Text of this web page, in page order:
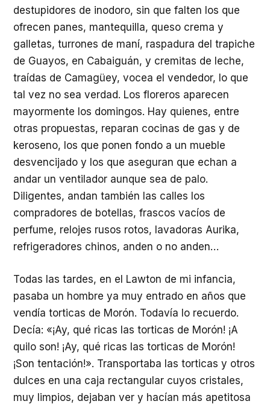
destupidores de inodoro, sin que falten los que
ofrecen panes, mantequilla, queso crema y
galletas, turrones de maní, raspadura del trapiche
de Guayos, en Cabaiguán, y cremitas de leche,
traídas de Camagüey, vocea el vendedor, lo que
tal vez no sea verdad. Los floreros aparecen
mayormente los domingos. Hay quienes, entre
otras propuestas, reparan cocinas de gas y de
keroseno, los que ponen fondo a un mueble
desvencijado y los que aseguran que echan a
andar un ventilador aunque sea de palo.
Diligentes, andan también las calles los
compradores de botellas, frascos vacíos de
perfume, relojes rusos rotos, lavadoras Aurika,
refrigeradores chinos, anden o no anden…
Todas las tardes, en el Lawton de mi infancia,
pasaba un hombre ya muy entrado en años que
vendía torticas de Morón. Todavía lo recuerdo.
Decía: «¡Ay, qué ricas las torticas de Morón! ¡A
quilo son! ¡Ay, qué ricas las torticas de Morón!
¡Son tentación!». Transportaba las torticas y otros
dulces en una caja rectangular cuyos cristales,
muy limpios, dejaban ver y hacían más apetitosa